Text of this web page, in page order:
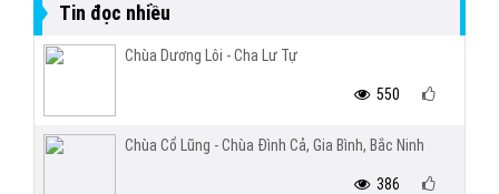
Tin đọc nhiều
Chùa Dương Lôi - Cha Lư Tự
550
Chùa Cổ Lũng - Chùa Đình Cả, Gia Bình, Bắc Ninh
386